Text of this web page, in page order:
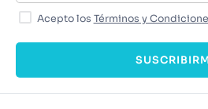
Acepto los Términos y